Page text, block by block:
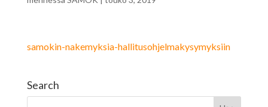
samokin-nakemyksia-hallitusohjelmakysymyksiin
Search